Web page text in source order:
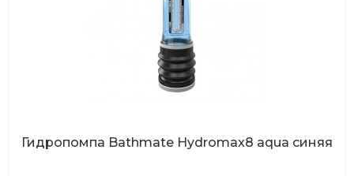
Гидропомпа Bathmate Hydromax8 aqua синяя